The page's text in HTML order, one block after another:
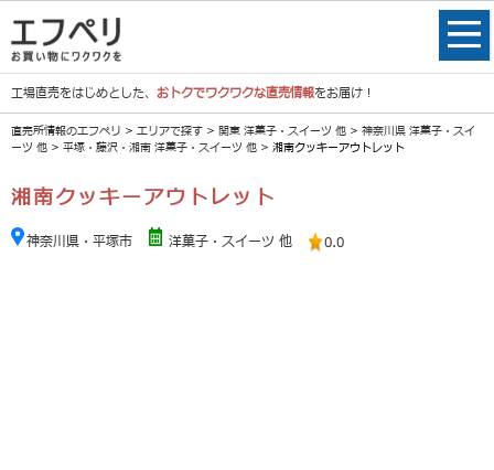
工場直売をはじめとした、 おトクでワクワクな直売情報をお届け！
直売所情報のエフペリ > エリアで探す > 関東 洋菓子・スイーツ 他 > 神奈川県 洋菓子・スイ
ーツ 他 > 平塚・藤沢・湘南 洋菓子・スイーツ 他 > 湘南クッキーアウトレット
湘南クッキーアウトレット
神奈川県・平塚市 洋菓子・スイーツ 他 0.0